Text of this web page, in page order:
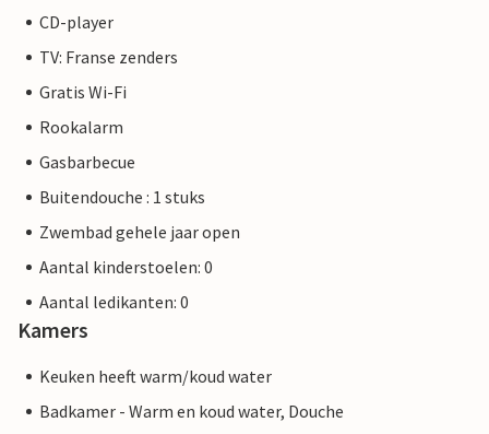
CD-player
TV: Franse zenders
Gratis Wi-Fi
Rookalarm
Gasbarbecue
Buitendouche : 1 stuks
Zwembad gehele jaar open
Aantal kinderstoelen: 0
Aantal ledikanten: 0
Kamers
Keuken heeft warm/koud water
Badkamer - Warm en koud water, Douche